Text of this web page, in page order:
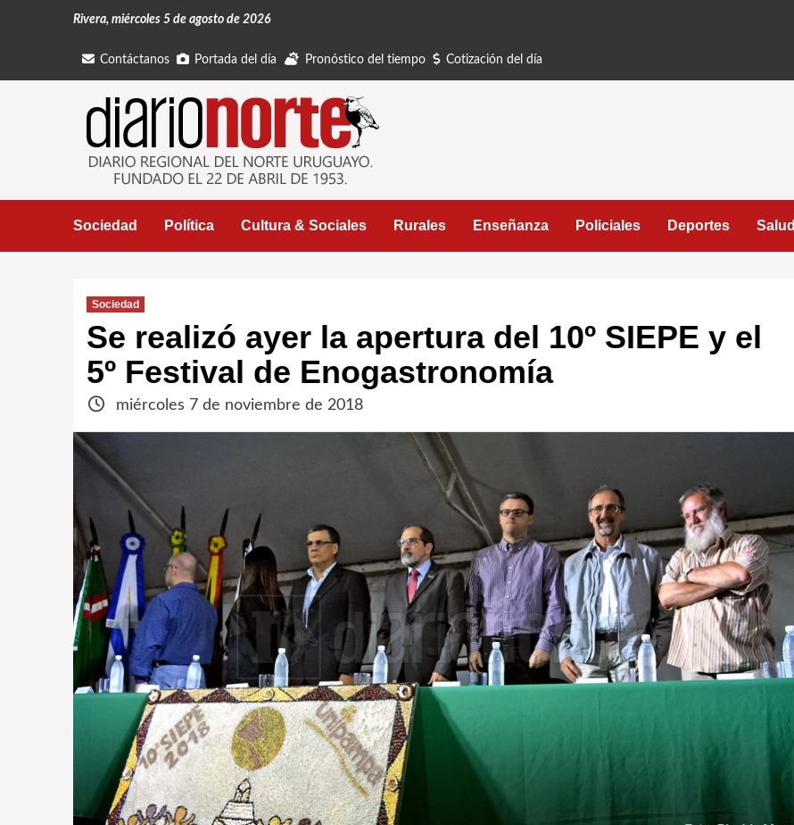
Rivera, miércoles 5 de agosto de 2026
Contáctanos Portada del día Pronóstico del tiempo Cotización del día
Sociedad Política Cultura & Sociales Rurales Enseñanza Policiales Deportes Salud
Sociedad
Se realizó ayer la apertura del 10º SIEPE y el
5º Festival de Enogastronomía
miércoles 7 de noviembre de 2018